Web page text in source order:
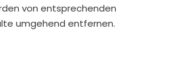
von entsprechenden
umgehend entfernen.